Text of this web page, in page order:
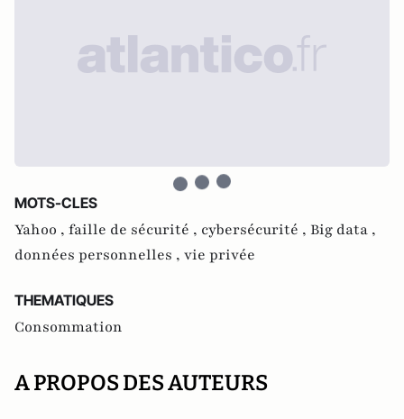
MOTS-CLES
Yahoo , faille de sécurité , cybersécurité , Big data ,
données personnelles , vie privée
THEMATIQUES
Consommation
A PROPOS DES AUTEURS